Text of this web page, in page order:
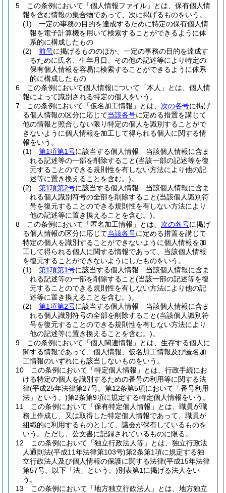
5
この条例において「個人情報ファイル」とは、保有個人情
報を含む情報の集合物であって、次に掲げるものをいう。
(1)
一定の事務の目的を達成するために特定の保有個人情
報を電子計算機を用いて検索することができるように体
系的に構成したもの
(2)
前号に掲げるもののほか、一定の事務の目的を達成す
るために氏名、生年月日、その他の記述等により特定の
保有個人情報を容易に検索することができるように体系
的に構成したもの
6
この条例において個人情報について「本人」とは、個人情
報によって識別される特定の個人をいう。
7
この条例において「仮名加工情報」とは、 次の各号に掲げ
る個人情報の区分に応じて当該各号に定める措置を講じて
他の情報と照合しない限り特定の個人を識別することがで
きないように個人情報を加工して得られる個人に関する情
報をいう。
(1)
第1項第1号に該当する個人情報 当該個人情報に含ま
れる記述等の一部を削除すること(当該一部の記述等を復
元することのできる規則性を有しない方法により他の記
述等に置き換えることを含む。)。
(2)
第1項第2号に該当する個人情報 当該個人情報に含ま
れる個人識別符号の全部を削除すること(当該個人識別符
号を復元することのできる規則性を有しない方法により
他の記述等に置き換えることを含む。)。
8
この条例において「匿名加工情報」とは、 次の各号に掲げ
る個人情報の区分に応じて当該各号に定める措置を講じて
特定の個人を識別することができないように個人情報を加
工して得られる個人に関する情報であって、当該個人情報
を復元することができないようにしたものをいう。
(1)
第1項第1号に該当する個人情報 当該個人情報に含ま
れる記述等の一部を削除すること(当該一部の記述等を復
元することのできる規則性を有しない方法により他の記
述等に置き換えることを含む。)。
(2)
第1項第2号に該当する個人情報 当該個人情報に含ま
れる個人識別符号の全部を削除すること(当該個人識別符
号を復元することのできる規則性を有しない方法により
他の記述等に置き換えることを含む。)。
9
この条例において「個人関連情報」とは、生存する個人に
関する情報であって、個人情報、仮名加工情報及び匿名加
工情報のいずれにも該当しないものをいう。
10
この条例において「特定個人情報」とは、行政手続にお
ける特定の個人を識別するための番号の利用等に関する法
律(平成25年法律第27号。第12条第5項において「番号利用
法」という。)第2条第9項に規定する特定個人情報をいう。
11
この条例において「保有特定個人情報」とは、職員が職
務上作成し、又は取得した特定個人情報であって、職員が
組織的に利用するものとして、議会が保有しているものを
いう。 ただし、公文書に記録されているものに限る。
12
この条例において「独立行政法人等」とは、独立行政法
人通則法(平成11年法律第103号)第2条第1項に規定する独
立行政法人及び個人情報の保護に関する法律(平成15年法律
第57号。以下「法」という。)別表第1に掲げる法人をい
う。
13
この条例において「地方独立行政法人」とは、地方独立